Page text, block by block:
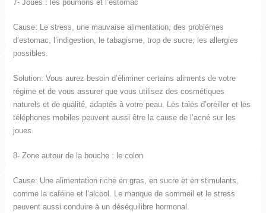
7- Joues : les poumons et l’estomac
Cause: Le stress, une mauvaise alimentation, des problèmes
d’estomac, l’indigestion, le tabagisme, trop de sucre, les allergies
possibles.
Solution: Vous aurez besoin d’éliminer certains aliments de votre
régime et de vous assurer que vous utilisez des cosmétiques
naturels et de qualité, adaptés à votre peau. Les taies d’oreiller et les
téléphones mobiles peuvent aussi être la cause de l’acné sur les
joues.
8- Zone autour de la bouche : le colon
Cause: Une alimentation riche en gras, en sucre et en stimulants,
comme la caféine et l’alcool. Le manque de sommeil et le stress
peuvent aussi conduire à un déséquilibre hormonal.